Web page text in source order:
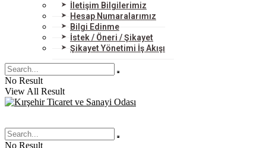
İletişim Bilgilerimiz
Hesap Numaralarımız
Bilgi Edinme
İstek / Öneri / Şikayet
Şikayet Yönetimi İş Akışı
No Result
View All Result
No Result